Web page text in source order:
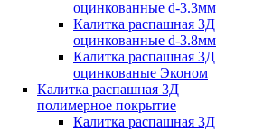
оцинкованные d-3.3мм
Калитка распашная 3Д
оцинкованные d-3.8мм
Калитка распашная 3Д
оцинкованые Эконом
Калитка распашная 3Д
полимерное покрытие
Калитка распашная 3Д